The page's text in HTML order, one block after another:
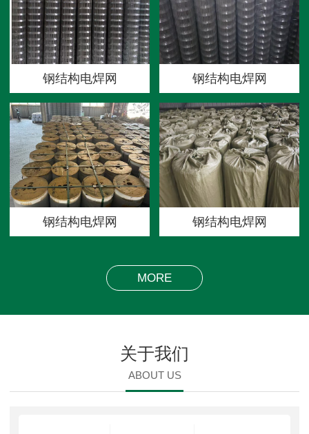
钢结构电焊网 钢结构电焊网
钢结构电焊网 钢结构电焊网
MORE
关于我们
ABOUT US